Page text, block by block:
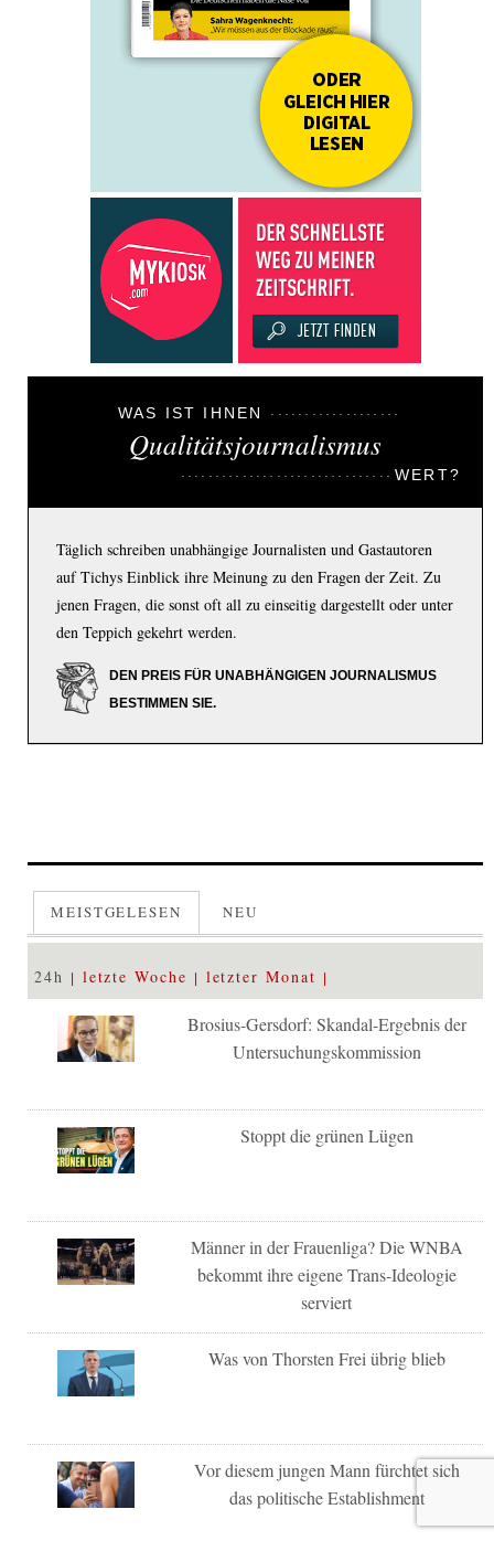
WAS IST IHNEN
Qualitätsjournalismus
WERT?
Täglich schreiben unabhängige Journalisten und Gastautoren
auf Tichys Einblick ihre Meinung zu den Fragen der Zeit. Zu
jenen Fragen, die sonst oft all zu einseitig dargestellt oder unter
den Teppich gekehrt werden.
DEN PREIS FÜR UNABHÄNGIGEN JOURNALISMUS
BESTIMMEN SIE.
MEISTGELESEN NEU
24h letzte Woche letzter Monat
Brosius-Gersdorf: Skandal-Ergebnis der
Untersuchungskommission
Stoppt die grünen Lügen
Männer in der Frauenliga? Die WNBA
bekommt ihre eigene Trans-Ideologie
serviert
Was von Thorsten Frei übrig blieb
Vor diesem jungen Mann fürchtet sich
das politische Establishment